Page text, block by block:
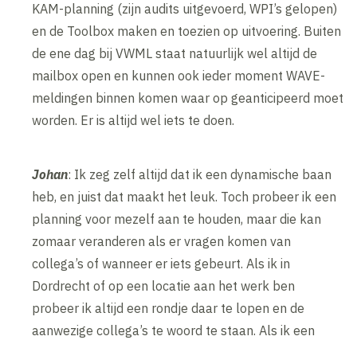
KAM-planning (zijn audits uitgevoerd, WPI’s gelopen)
en de Toolbox maken en toezien op uitvoering. Buiten
de ene dag bij VWML staat natuurlijk wel altijd de
mailbox open en kunnen ook ieder moment WAVE-
meldingen binnen komen waar op geanticipeerd moet
worden. Er is altijd wel iets te doen.
Johan: Ik zeg zelf altijd dat ik een dynamische baan
heb, en juist dat maakt het leuk. Toch probeer ik een
planning voor mezelf aan te houden, maar die kan
zomaar veranderen als er vragen komen van
collega’s of wanneer er iets gebeurt. Als ik in
Dordrecht of op een locatie aan het werk ben
probeer ik altijd een rondje daar te lopen en de
aanwezige collega’s te woord te staan. Als ik een